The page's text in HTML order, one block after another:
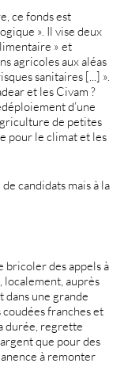
ce fonds est
». Il vise deux
» et
agricoles aux aléas
sanitaires [...] ».
et les Civam ?
d’une
de petites
pour le climat et les
candidats mais à la
bricoler des appels à
auprès
une grande
coudées franches et
durée, regrette
que pour des
à remonter